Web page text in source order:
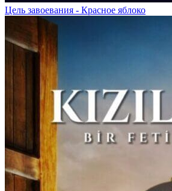
Цель завоевания - Красное яблоко